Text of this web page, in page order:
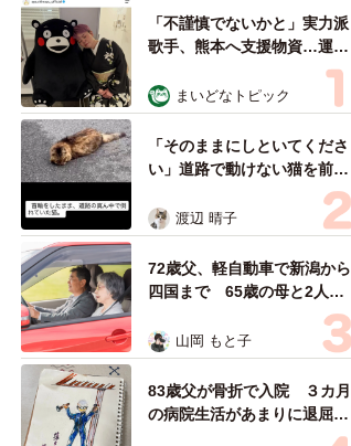
「不謹慎でないかと」実力派
歌手、熊本へ支援物資…運搬
トラックの車体デザインにた
めらい 「痛いほど伝わる」
「行動され立派」
まいどなトピック
「そのままにしといてくださ
い」道路で動けない猫を前に
返された一言… 懸命に生き
ようとした4日間 「命の重
さはみんな同じ」保護団体代
表の訴え
渡辺 晴子
72歳父、軽自動車で新潟から
四国まで 65歳の母と2人で
3泊4日の旅 パーキングの休
憩まで分刻み… 「大学生で
も組まねえよ！」
山岡 もと子
83歳父が骨折で入院 ３カ月
の病院生活があまりに退屈で